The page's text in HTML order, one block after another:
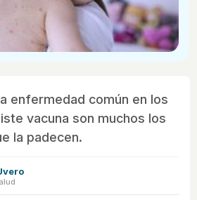
enfermedad común en los
vacuna son muchos los
la padecen.